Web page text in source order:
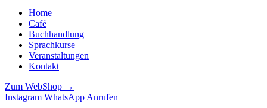
Home
Café
Buchhandlung
Sprachkurse
Veranstaltungen
Kontakt
Zum WebShop →
Instagram WhatsApp Anrufen